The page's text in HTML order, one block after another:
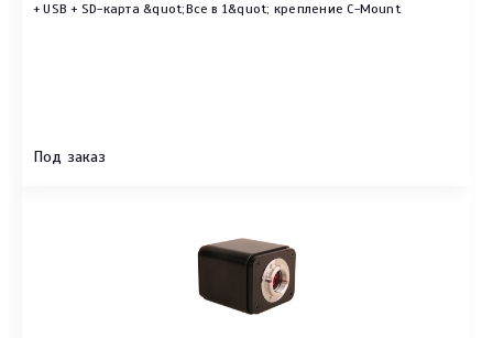
+ USB + SD-карта &quot;Все в 1&quot; крепление C-Mount
Под заказ